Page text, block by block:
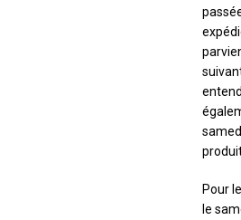
Pour
le